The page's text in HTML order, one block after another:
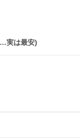
実は最安)